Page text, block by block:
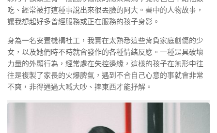
吃、經常被打這種事說出來很丟臉的阿大。書中的人物故事，
讓我想起好多曾經服務或正在服務的孩子身影。
身為一名安置機構社工，我實在太熟悉這些背負家庭創傷的少
女，以及她們時不時就會發作的各種情緒反應。一種是具破壞
力量的外顯行為，經常處在失控邊緣，這樣的孩子在無形中往
往是複製了家長的火爆脾氣，遇到不合自己心意的事就會非常
不爽，非得通過大喊大吵、摔東西才能抒解。